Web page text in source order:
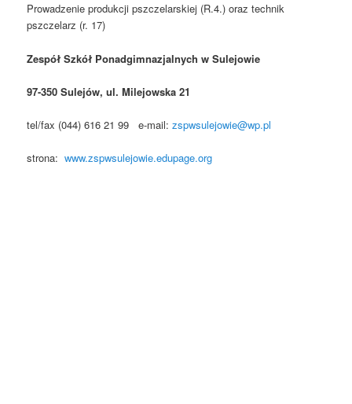
Prowadzenie produkcji pszczelarskiej (R.4.) oraz technik
pszczelarz (r. 17)
Zespół Szkół Ponadgimnazjalnych w Sulejowie
97-350 Sulejów, ul. Milejowska 21
tel/fax (044) 616 21 99 e-mail:zspwsulejowie@wp.pl
strona:www.zspwsulejowie.edupage.org